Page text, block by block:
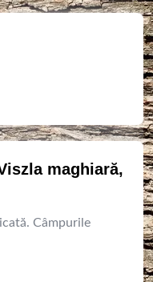
maghiară,
Câmpurile